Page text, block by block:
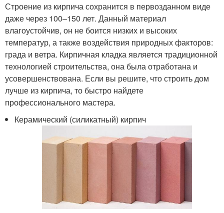
Строение из кирпича сохранится в первозданном виде
даже через 100–150 лет. Данный материал
влагоустойчив, он не боится низких и высоких
температур, а также воздействия природных факторов:
града и ветра. Кирпичная кладка является традиционной
технологией строительства, она была отработана и
усовершенствована. Если вы решите, что строить дом
лучше из кирпича, то быстро найдете
профессионального мастера.
Керамический (силикатный) кирпич